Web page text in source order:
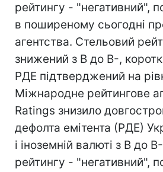
рейтингу - "негативний",
в поширеному сьогодні
агентства. Стельовий
знижений з B до B-,
РДЕ підтверджений на
Міжнародне рейтингове
Ratings знизило
дефолта емітента (РДЕ)
і іноземній валюті з B до
рейтингу - "негативний",